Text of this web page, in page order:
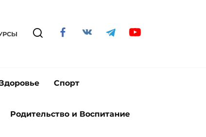
Спорт
Родительство и Воспитание